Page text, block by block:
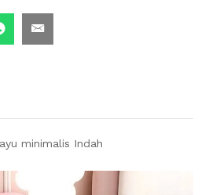
minimalis Indah